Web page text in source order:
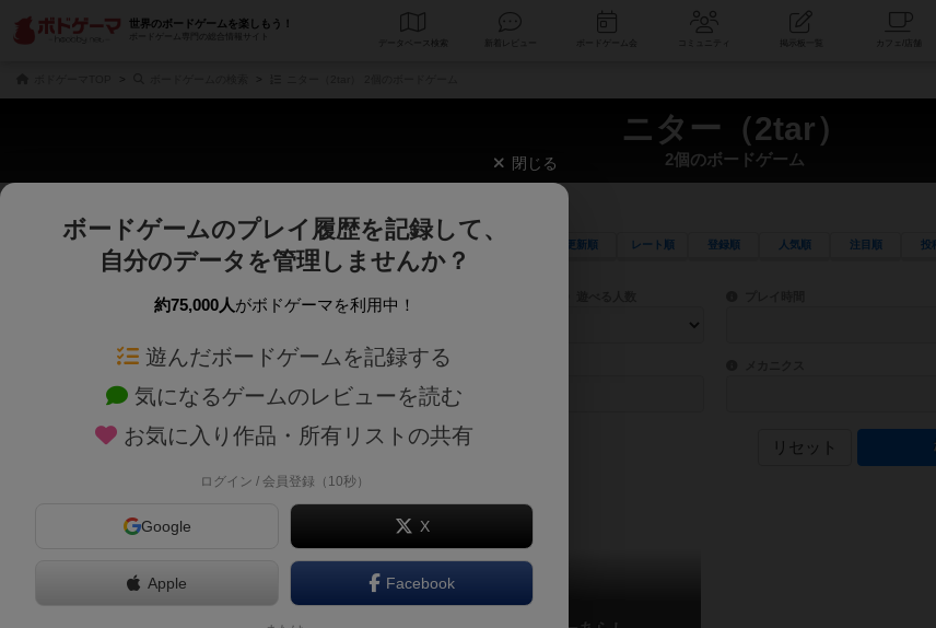
世界のボードゲームを楽しもう！
ボードゲーム専門の総合情報サイト
データベース コミュニティ
ニター（2tar）
2個のボードゲーム
じっくり表示 更新順 レート順 登録順 人気順 注目順 投
商品名、商品説明文、デザイナー名、テーマ名、メカニクス名を対象にフリーワード検索ができます。
ゲームデザイナー名を指定して検索できます。
ゲームデザイナー 目安となる所要時間を指定するこ
対象年齢を指定します。 世界観や登場人物などモチーフ・ストーリーを指定することができます。直感的にゲームシス
テーマ/フレーバー ゲーム性を構成するコアシステ
リセット
閉じる
ボードゲームのプレイ履歴を記録して、
自分のデータを管理しませんか？
約75,000人がボドゲーマを利用中！
遊んだボードゲームを記録する
気になるゲームのレビューを読む
お気に入り作品・所有リストの共有
ログイン / 会員登録（10秒）
Google X
Apple Facebook